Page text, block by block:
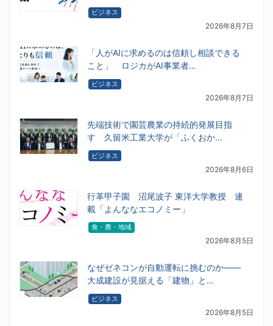
ビジネス
2026年8月7日
「人がAIに求めるのは信頼し相談できる
こと」 ロジカがAI事業者…
ビジネス
2026年8月7日
先端技術で園芸農業の持続的発展目指
す 久留米工業大学が「ふくおか…
ビジネス
2026年8月6日
行革甲子園 沼尾波子 東洋大学教授 連
載「よんななエコノミー」
食・農・地域
2026年8月5日
なぜゼネコンが自動運転に挑むのか――
大成建設が見据える「建物」と…
ビジネス
2026年8月5日